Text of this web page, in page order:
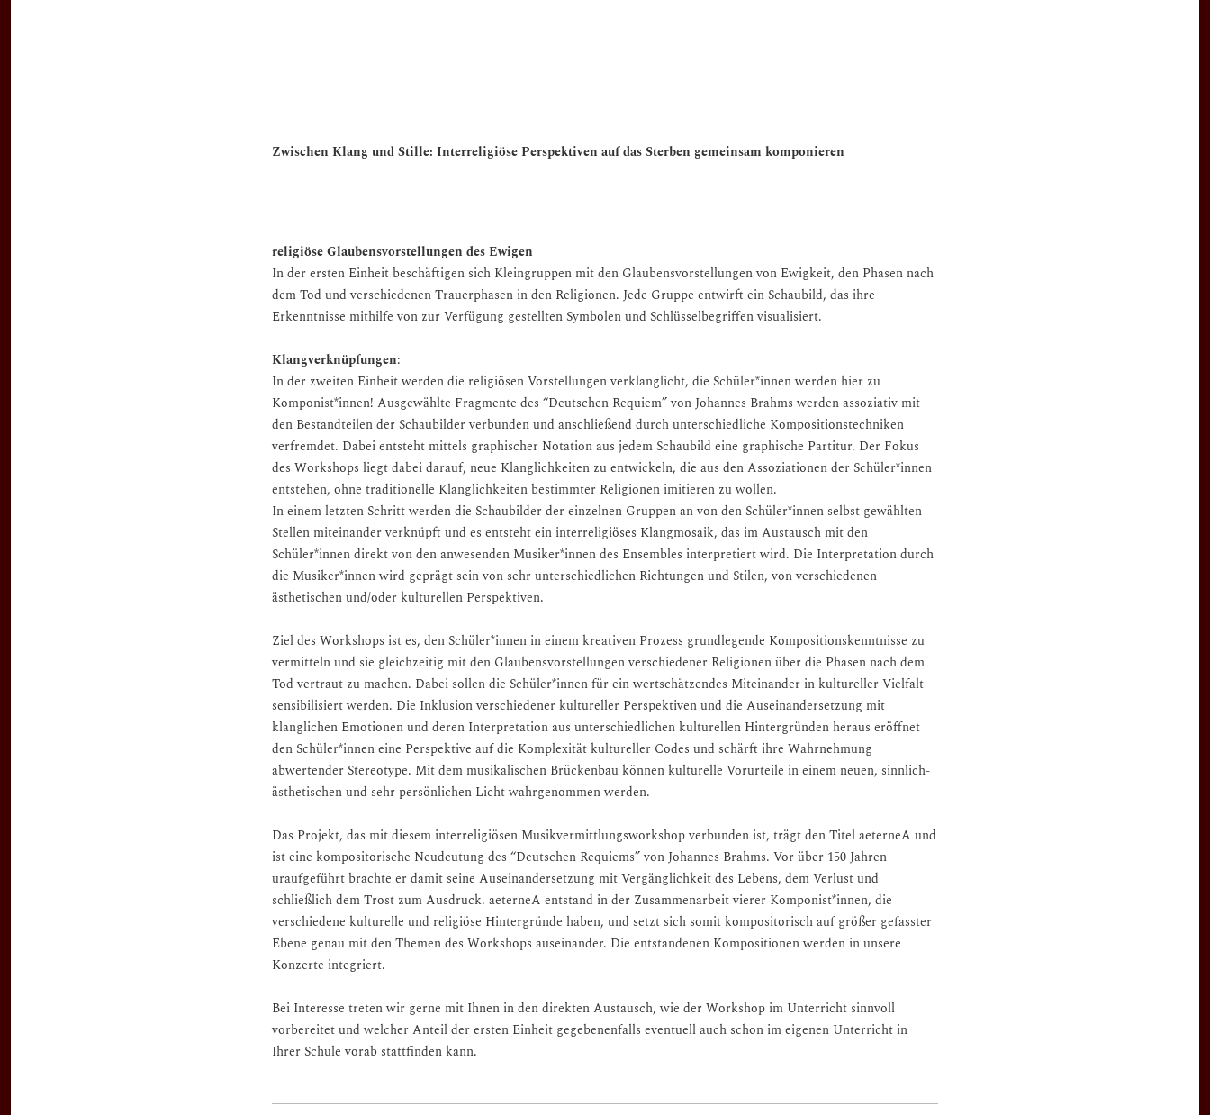
Zwischen Klang und Stille: Interreligiöse Perspektiven auf das Sterben gemeinsam komponieren
religiöse Glaubensvorstellungen des Ewigen
In der ersten Einheit beschäftigen sich Kleingruppen mit den Glaubensvorstellungen von Ewigkeit, den Phasen nach
dem Tod und verschiedenen Trauerphasen in den Religionen. Jede Gruppe entwirft ein Schaubild, das ihre
Erkenntnisse mithilfe von zur Verfügung gestellten Symbolen und Schlüsselbegriffen visualisiert.
Klangverknüpfungen:
In der zweiten Einheit werden die religiösen Vorstellungen verklanglicht, die Schüler*innen werden hier zu
Komponist*innen! Ausgewählte Fragmente des “Deutschen Requiem” von Johannes Brahms werden assoziativ mit
den Bestandteilen der Schaubilder verbunden und anschließend durch unterschiedliche Kompositionstechniken
verfremdet. Dabei entsteht mittels graphischer Notation aus jedem Schaubild eine graphische Partitur. Der Fokus
des Workshops liegt dabei darauf, neue Klanglichkeiten zu entwickeln, die aus den Assoziationen der Schüler*innen
entstehen, ohne traditionelle Klanglichkeiten bestimmter Religionen imitieren zu wollen.
In einem letzten Schritt werden die Schaubilder der einzelnen Gruppen an von den Schüler*innen selbst gewählten
Stellen miteinander verknüpft und es entsteht ein interreligiöses Klangmosaik, das im Austausch mit den
Schüler*innen direkt von den anwesenden Musiker*innen des Ensembles interpretiert wird. Die Interpretation durch
die Musiker*innen wird geprägt sein von sehr unterschiedlichen Richtungen und Stilen, von verschiedenen
ästhetischen und/oder kulturellen Perspektiven.
Ziel des Workshops ist es, den Schüler*innen in einem kreativen Prozess grundlegende Kompositionskenntnisse zu
vermitteln und sie gleichzeitig mit den Glaubensvorstellungen verschiedener Religionen über die Phasen nach dem
Tod vertraut zu machen. Dabei sollen die Schüler*innen für ein wertschätzendes Miteinander in kultureller Vielfalt
sensibilisiert werden. Die Inklusion verschiedener kultureller Perspektiven und die Auseinandersetzung mit
klanglichen Emotionen und deren Interpretation aus unterschiedlichen kulturellen Hintergründen heraus eröffnet
den Schüler*innen eine Perspektive auf die Komplexität kultureller Codes und schärft ihre Wahrnehmung
abwertender Stereotype. Mit dem musikalischen Brückenbau können kulturelle Vorurteile in einem neuen, sinnlich-
ästhetischen und sehr persönlichen Licht wahrgenommen werden.
Das Projekt, das mit diesem interreligiösen Musikvermittlungsworkshop verbunden ist, trägt den Titel aeterneA und
ist eine kompositorische Neudeutung des “Deutschen Requiems” von Johannes Brahms. Vor über 150 Jahren
uraufgeführt brachte er damit seine Auseinandersetzung mit Vergänglichkeit des Lebens, dem Verlust und
schließlich dem Trost zum Ausdruck. aeterneA entstand in der Zusammenarbeit vierer Komponist*innen, die
verschiedene kulturelle und religiöse Hintergründe haben, und setzt sich somit kompositorisch auf größer gefasster
Ebene genau mit den Themen des Workshops auseinander. Die entstandenen Kompositionen werden in unsere
Konzerte integriert.
Bei Interesse treten wir gerne mit Ihnen in den direkten Austausch, wie der Workshop im Unterricht sinnvoll
vorbereitet und welcher Anteil der ersten Einheit gegebenenfalls eventuell auch schon im eigenen Unterricht in
Ihrer Schule vorab stattfinden kann.